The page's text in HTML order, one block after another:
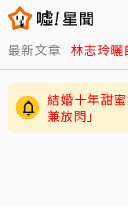
最新文章 林志玲曬
結婚十年甜
兼放閃」